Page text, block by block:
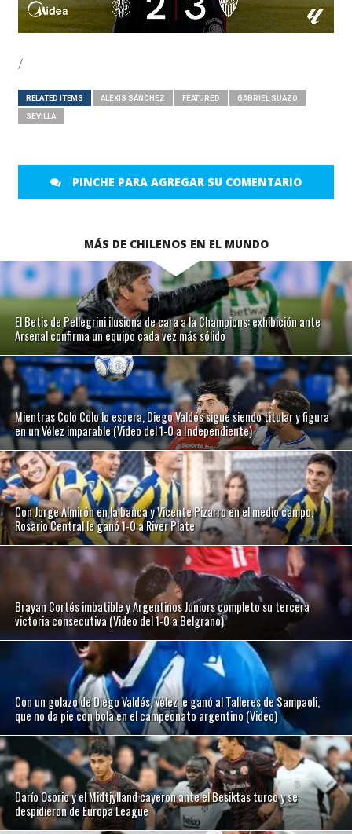
/
RELATED ITEMS ALEXIS SÁNCHEZ FEATURED GABRIEL SUAZO
SEVILLA
PINCHE PARA AGREGAR SU COMENTARIO
MÁS DE CHILENOS EN EL MUNDO
El Betis de Pellegrini ilusiona de cara a la Champions: exhibición ante
Arsenal confirma un equipo cada vez más sólido
Mientras Colo Colo lo espera, Diego Valdés sigue siendo titular y figura
en un Vélez imparable (Video del 1-0 a Independiente)
Con Jorge Almirón en la banca y Vicente Pizarro en el medio campo,
Rosario Central le ganó 1-0 a River Plate
Brayan Cortés imbatible y Argentinos Juniors completo su tercera
victoria consecutiva (Video del 1-0 a Belgrano)
Con un golazo de Diego Valdés, Vélez le ganó al Talleres de Sampaoli,
que no da pie con bola en el campeonato argentino (Video)
Darío Osorio y el Midtjylland cayeron ante el Besiktas turco y se
despidieron de Europa League